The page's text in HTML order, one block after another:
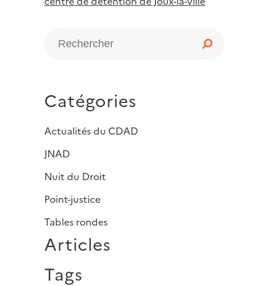
Catégories
Actualités du CDAD
JNAD
Nuit du Droit
Point-justice
Tables rondes
Articles
Tags